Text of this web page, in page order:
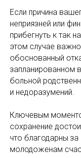
Если причина
неприязней или
прибегнуть к так
этом случае
обоснованный
запланированном
больной
и недоразумений.
Ключевым
сохранение
что благодарны
молодоженам